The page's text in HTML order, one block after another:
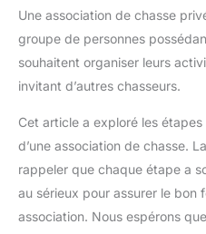
Une association de chasse
groupe de personnes
souhaitent organiser leurs
invitant d’autres chasseurs.
Cet article a exploré les
d’une association de chasse.
rappeler que chaque étape a
au sérieux pour assurer le
association. Nous espérons